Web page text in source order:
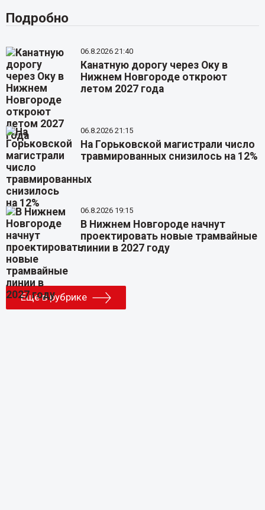
Подробно
06.8.2026 21:40
Канатную дорогу через Оку в
Нижнем Новгороде откроют
летом 2027 года
06.8.2026 21:15
На Горьковской магистрали число
травмированных снизилось на 12%
06.8.2026 19:15
В Нижнем Новгороде начнут
проектировать новые трамвайные
линии в 2027 году
Еще в рубрике